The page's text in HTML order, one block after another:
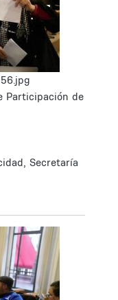
Participación de
Secretaría